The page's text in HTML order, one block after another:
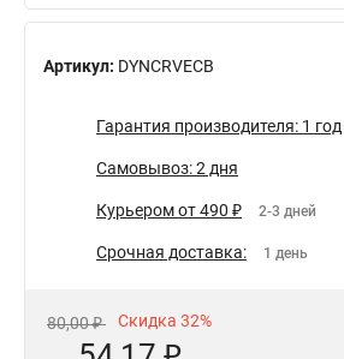
Артикул: DYNCRVECB
Гарантия производителя: 1 год
Самовывоз: 2 дня
Курьером от 490 ₽ 2-3 дней
Срочная доставка: 1 день
80,00 ₽ Скидка 32%